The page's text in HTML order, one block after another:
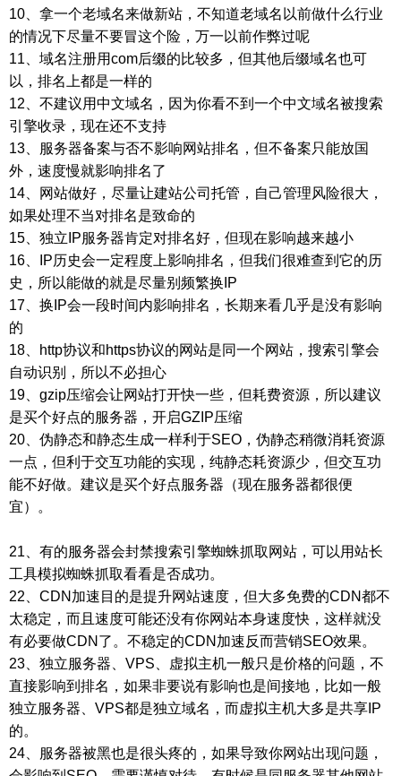
10、拿一个老域名来做新站，不知道老域名以前做什么行业
的情况下尽量不要冒这个险，万一以前作弊过呢
11、域名注册用com后缀的比较多，但其他后缀域名也可
以，排名上都是一样的
12、不建议用中文域名，因为你看不到一个中文域名被搜索
引擎收录，现在还不支持
13、服务器备案与否不影响网站排名，但不备案只能放国
外，速度慢就影响排名了
14、网站做好，尽量让建站公司托管，自己管理风险很大，
如果处理不当对排名是致命的
15、独立IP服务器肯定对排名好，但现在影响越来越小
16、IP历史会一定程度上影响排名，但我们很难查到它的历
史，所以能做的就是尽量别频繁换IP
17、换IP会一段时间内影响排名，长期来看几乎是没有影响
的
18、http协议和https协议的网站是同一个网站，搜索引擎会
自动识别，所以不必担心
19、gzip压缩会让网站打开快一些，但耗费资源，所以建议
是买个好点的服务器，开启GZIP压缩
20、伪静态和静态生成一样利于SEO，伪静态稍微消耗资源
一点，但利于交互功能的实现，纯静态耗资源少，但交互功
能不好做。建议是买个好点服务器（现在服务器都很便
宜）。
21、有的服务器会封禁搜索引擎蜘蛛抓取网站，可以用站长
工具模拟蜘蛛抓取看看是否成功。
22、CDN加速目的是提升网站速度，但大多免费的CDN都不
太稳定，而且速度可能还没有你网站本身速度快，这样就没
有必要做CDN了。不稳定的CDN加速反而营销SEO效果。
23、独立服务器、VPS、虚拟主机一般只是价格的问题，不
直接影响到排名，如果非要说有影响也是间接地，比如一般
独立服务器、VPS都是独立域名，而虚拟主机大多是共享IP
的。
24、服务器被黑也是很头疼的，如果导致你网站出现问题，